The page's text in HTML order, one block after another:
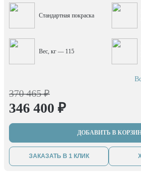
Стандартная покраска
Вес, кг — 115
370 465 ₽
346 400 ₽
ДОБАВИТЬ В
ЗАКАЗАТЬ В 1 КЛИК